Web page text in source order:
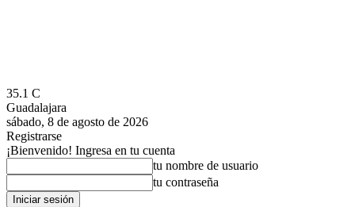
35.1 C
Guadalajara
sábado, 8 de agosto de 2026
Registrarse
¡Bienvenido! Ingresa en tu cuenta
tu nombre de usuario
tu contraseña